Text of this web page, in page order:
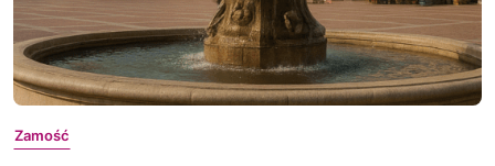
Zamość